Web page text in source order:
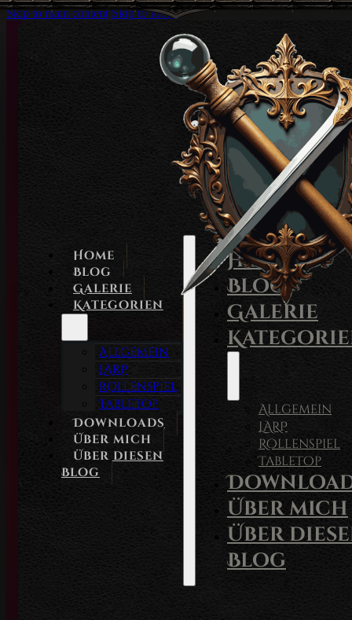
Skip to main content Skip to footer
Home
Blog
Galerie
Kategorien
Allgemein
LARP
Rollenspiel
Tabletop
Downloads
Über mich
Über diesen
Blog
Home
Blog
Galerie
Allgemein
LARP
Rollenspiel
Tabletop
Über mich
Über
Blog